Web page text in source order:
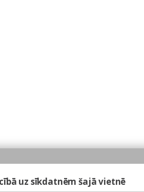
uz sīkdatnēm šajā vietnē